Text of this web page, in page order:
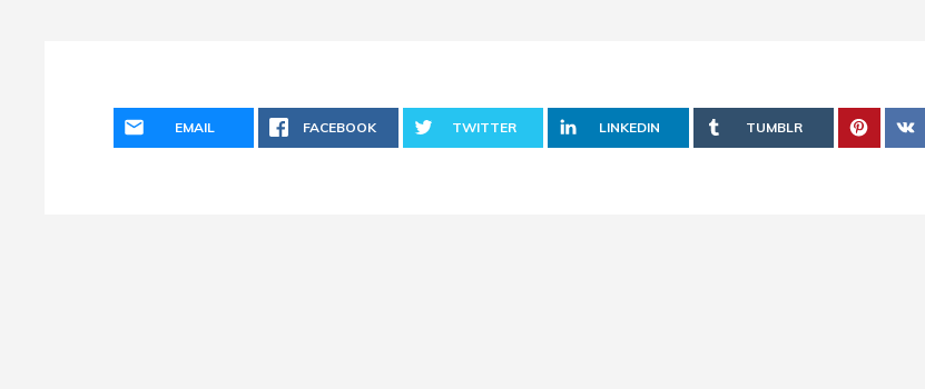
EMAIL FACEBOOK TWITTER LINKEDIN TUMBLR